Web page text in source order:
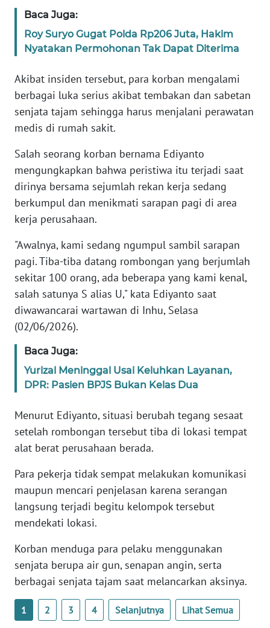
Baca Juga:
Roy Suryo Gugat Polda Rp206 Juta, Hakim
Nyatakan Permohonan Tak Dapat Diterima
Akibat insiden tersebut, para korban mengalami
berbagai luka serius akibat tembakan dan sabetan
senjata tajam sehingga harus menjalani perawatan
medis di rumah sakit.
Salah seorang korban bernama Ediyanto
mengungkapkan bahwa peristiwa itu terjadi saat
dirinya bersama sejumlah rekan kerja sedang
berkumpul dan menikmati sarapan pagi di area
kerja perusahaan.
"Awalnya, kami sedang ngumpul sambil sarapan
pagi. Tiba-tiba datang rombongan yang berjumlah
sekitar 100 orang, ada beberapa yang kami kenal,
salah satunya S alias U," kata Ediyanto saat
diwawancarai wartawan di Inhu, Selasa
(02/06/2026).
Baca Juga:
Yurizal Meninggal Usai Keluhkan Layanan,
DPR: Pasien BPJS Bukan Kelas Dua
Menurut Ediyanto, situasi berubah tegang sesaat
setelah rombongan tersebut tiba di lokasi tempat
alat berat perusahaan berada.
Para pekerja tidak sempat melakukan komunikasi
maupun mencari penjelasan karena serangan
langsung terjadi begitu kelompok tersebut
mendekati lokasi.
Korban menduga para pelaku menggunakan
senjata berupa air gun, senapan angin, serta
berbagai senjata tajam saat melancarkan aksinya.
1 2 3 4 Selanjutnya Lihat Semua
MEDIA
SIBER
REDAKSI
KARIR
DISCLAIMER
News
Regional
SUMUT
WN
JAKARTA
WN
JABAR
WN
BANTEN
WN
PAPUA
WN
PAPUA
BARAT
WN
RIAU